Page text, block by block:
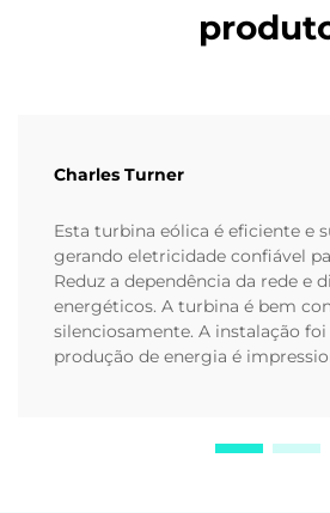
Charles Turner
Esta turbina eólica é eficiente e
gerando eletricidade confiável
Reduz a dependência da rede e
energéticos. A turbina é bem
silenciosamente. A instalação
produção de energia é